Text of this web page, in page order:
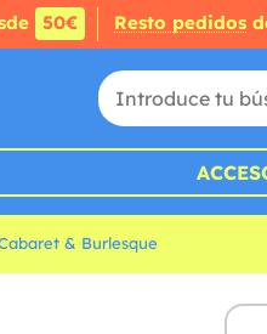
50€ Resto pedidos
& Burlesque